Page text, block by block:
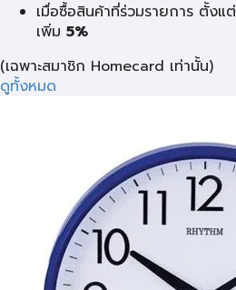
เมื่อซื้อสินค้าที่ร่วมรายการ ตั้งแต่
เพิ่ม 5%
(เฉพาะสมาชิก Homecard เท่านั้น)
ดูทั้งหมด